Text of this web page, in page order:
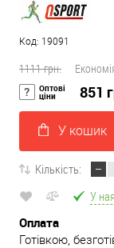
Код: 19091
1111 грн.
Оптові
ціни 851
У кошик
Кількість:
У
Оплата
Готівкою,